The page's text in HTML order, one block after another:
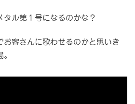
ル第１号になるのかな？
お客さんに歌わせるのかと思いき